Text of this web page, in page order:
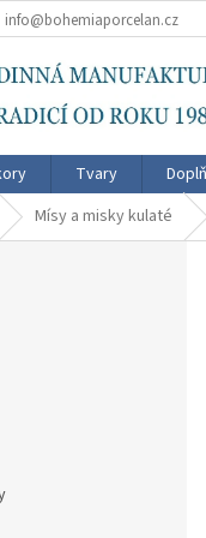
info@bohemiaporcelan.cz
Tvary
Mísy a misky kulaté